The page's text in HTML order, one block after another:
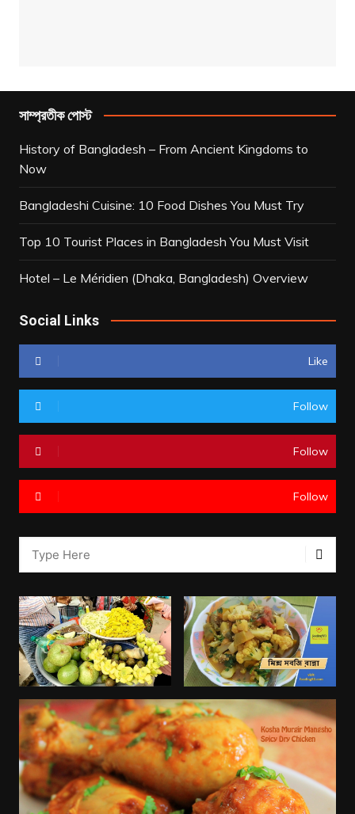
সাম্প্রতীক পোস্ট
History of Bangladesh – From Ancient Kingdoms to
Now
Bangladeshi Cuisine: 10 Food Dishes You Must Try
Top 10 Tourist Places in Bangladesh You Must Visit
Hotel – Le Méridien (Dhaka, Bangladesh) Overview
Social Links
Like
Follow
Follow
Follow